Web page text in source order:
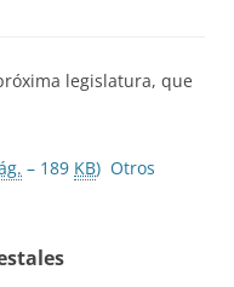
legislatura, que
– 189 KB) Otros